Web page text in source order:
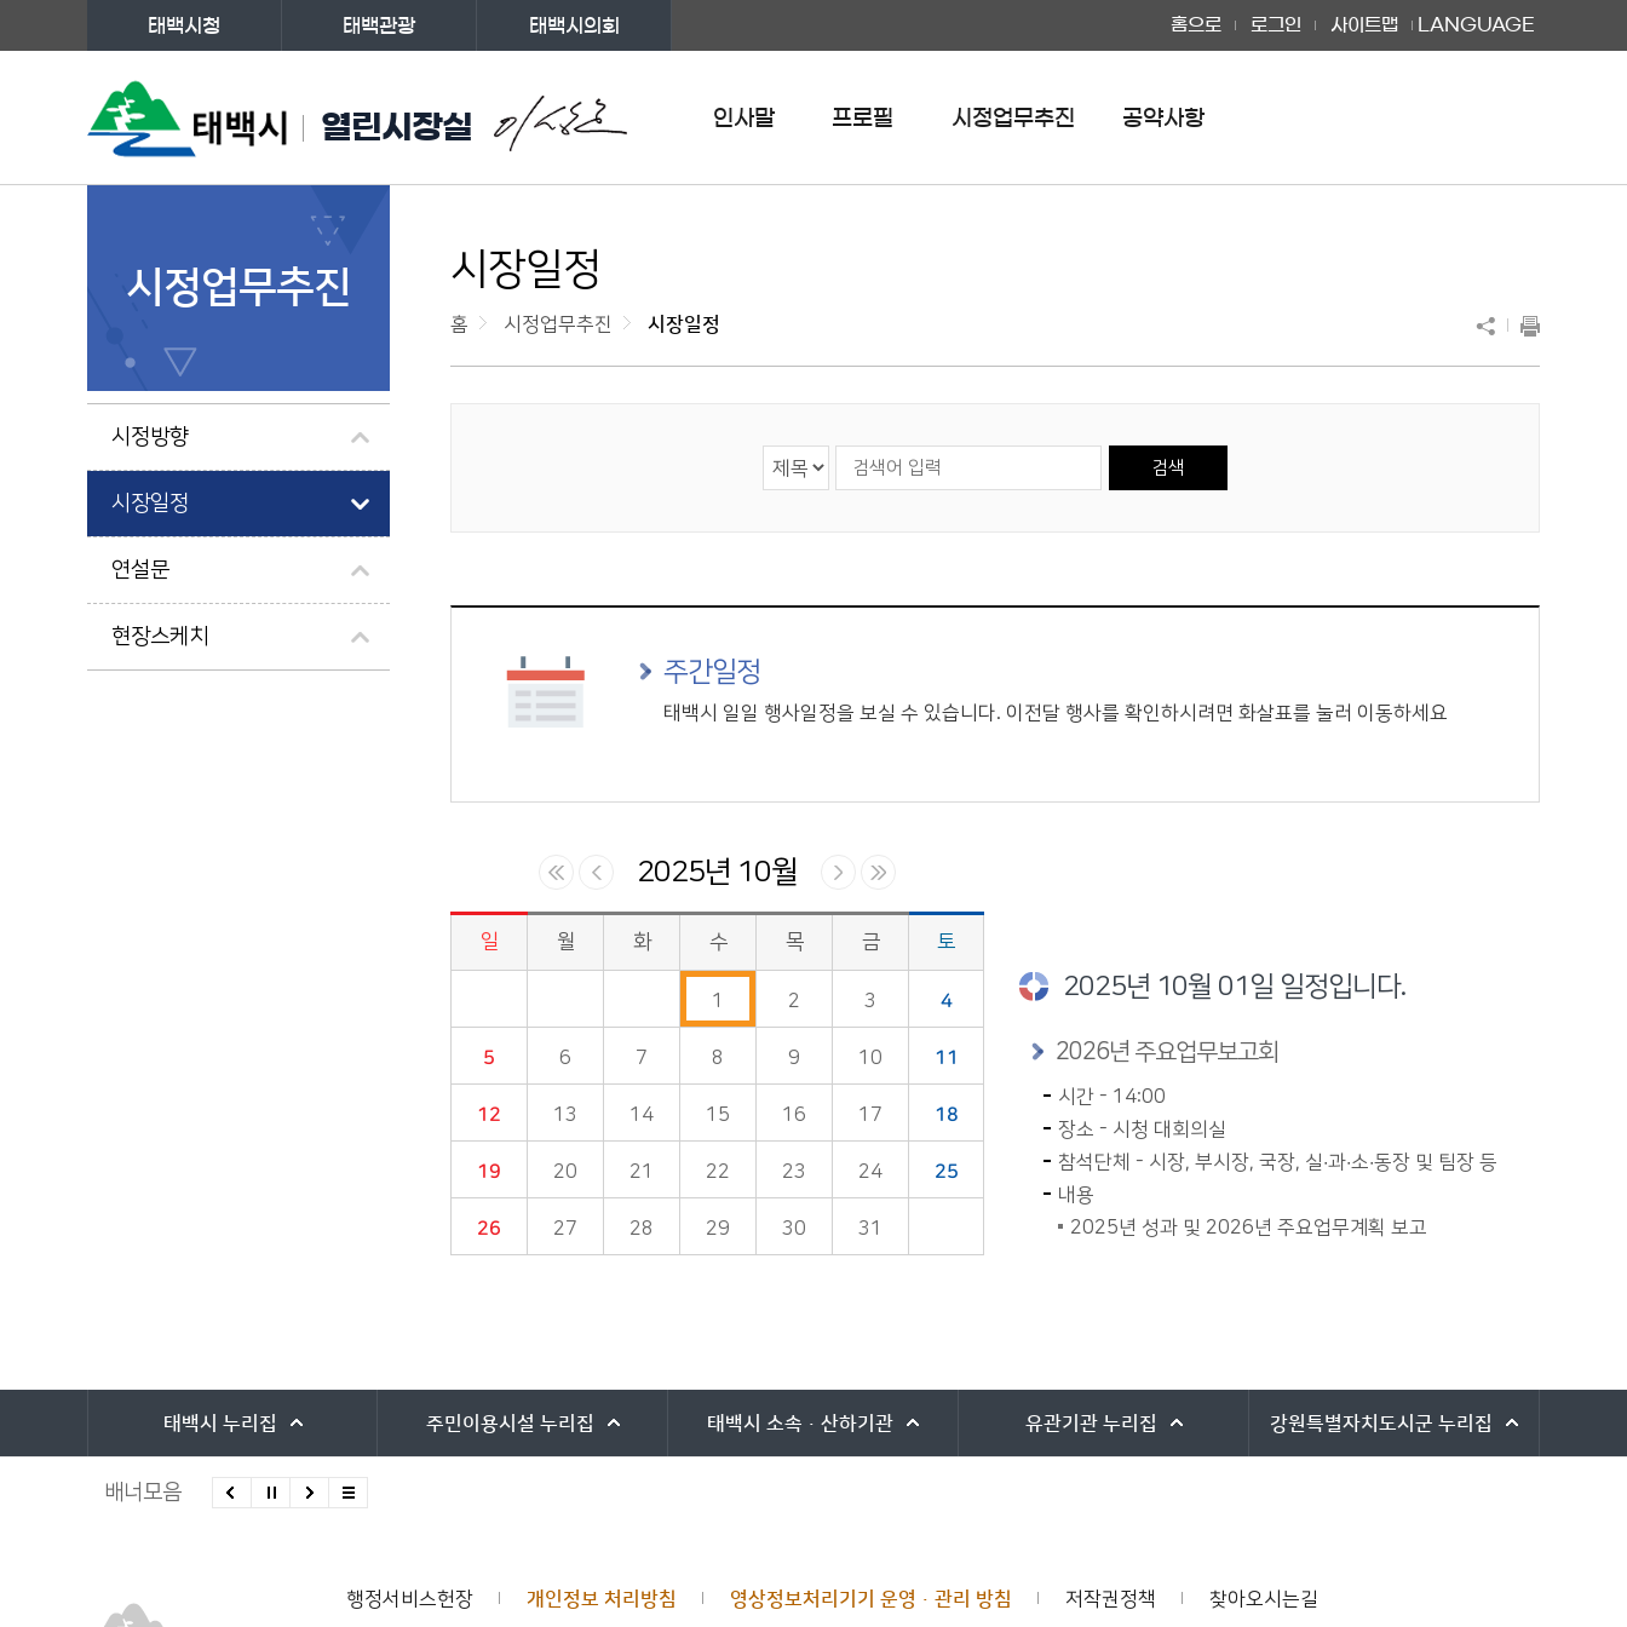
열린시장실
태백시청 태백관광 태백시의회 홈으로 로그인 사이트맵 LANGUAGE
인사말 프로필 시정업무추진 공약사항
왼쪽메뉴
시정업무추진
시정방향
시장일정
연설문
현장스케치
시장일정
홈 시정업무추진 시장일정
주간일정
태백시 일일 행사일정을 보실 수 있습니다. 이전달 행사를 확인하시려면 화살표를 눌러 이동하세요
2025년 10월
시정업무추진 > 시장일정 게시판의 (2025년 10월) 달력형태로 일정명, 일정내용을 제공합니다.
일 월 화 수 목 금 토
1 2 3 4
5 6 7 8 9 10 11
12 13 14 15 16 17 18
19 20 21 22 23 24 25
26 27 28 29 30 31
2025년 10월 01일 일정입니다.
2026년 주요업무보고회
시간 - 14:00
장소 - 시청 대회의실
참석단체 - 시장, 부시장, 국장, 실·과·소·동장 및 팀장 등
내용
2025년 성과 및 2026년 주요업무계획 보고
바로가기 서비스
태백시 누리집 주민이용시설 누리집 태백시 소속·산하기관 유관기관 누리집 강원특별자치도시군 누리집
배너모음
행정서비스헌장 개인정보 처리방침 영상정보처리기기 운영·관리 방침 저작권정책 찾아오시는길